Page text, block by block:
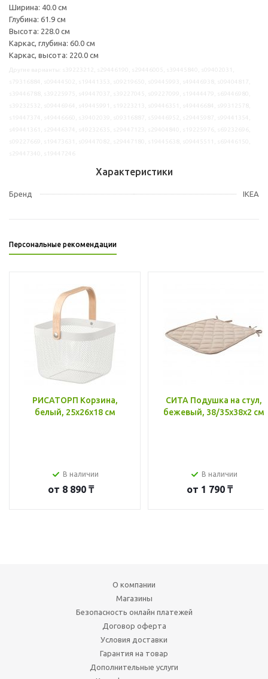
Ширина: 40.0 см
Глубина: 61.9 см
Высота: 228.0 см
Каркас, глубина: 60.0 см
Каркас, высота: 220.0 см
Характеристики
Бренд IKEA
Персональные рекомендации
РИСАТОРП Корзина,
белый, 25x26x18 см
В наличии
от 8 890 ₸
СИТА Подушка на стул,
бежевый, 38/35x38x2 см
В наличии
от 1 790 ₸
О компании
Магазины
Безопасность онлайн платежей
Договор оферта
Условия доставки
Гарантия на товар
Дополнительные услуги